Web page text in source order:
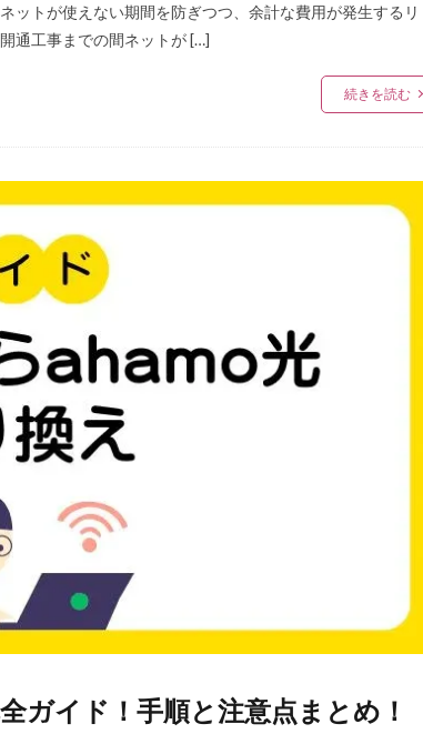
ットが使えない期間を防ぎつつ、余計な費用が発生するリ
通工事までの間ネットが […]
続きを読む
ガイド！手順と注意点まとめ！